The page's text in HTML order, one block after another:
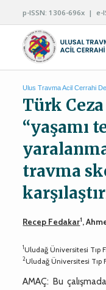
p-ISSN: 1306-696x | e-
Ulus Travma Acil Cerrahi
Türk
“yaşamı
travma
Recep Fedakar1,
1Uludağ Üniversitesi Tıp
2Uludağ Üniversitesi Tıp
AMAÇ: Bu